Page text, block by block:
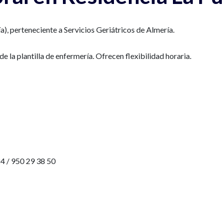
perteneciente a Servicios Geriátricos de Almería.
la plantilla de enfermería. Ofrecen flexibilidad horaria.
/ 950 29 38 50